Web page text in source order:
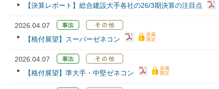
【決算レポート】総合建設大手各社の26/3期決算の注目点
2026.04.07
【格付展望】スーパーゼネコン
2026.04.07
【格付展望】準大手・中堅ゼネコン